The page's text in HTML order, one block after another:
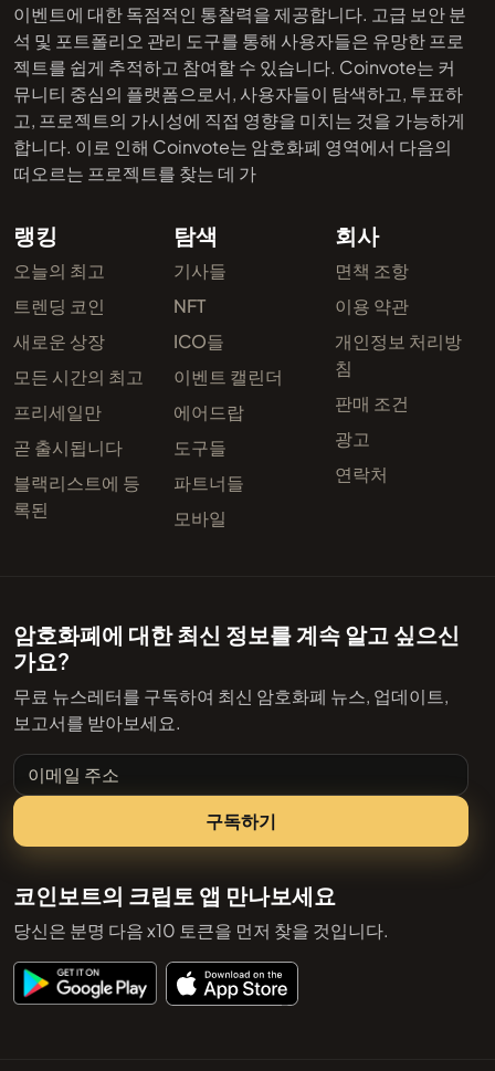
이벤트에 대한 독점적인 통찰력을 제공합니다. 고급 보안 분
석 및 포트폴리오 관리 도구를 통해 사용자들은 유망한 프로
젝트를 쉽게 추적하고 참여할 수 있습니다. Coinvote는 커
뮤니티 중심의 플랫폼으로서, 사용자들이 탐색하고, 투표하
고, 프로젝트의 가시성에 직접 영향을 미치는 것을 가능하게
합니다. 이로 인해 Coinvote는 암호화폐 영역에서 다음의
떠오르는 프로젝트를 찾는 데 가
랭킹
오늘의 최고
트렌딩 코인
새로운 상장
모든 시간의 최고
프리세일만
곧 출시됩니다
블랙리스트에 등
록된
탐색
기사들
NFT
ICO들
이벤트 캘린더
에어드랍
도구들
파트너들
모바일
회사
면책 조항
이용 약관
개인정보 처리방
침
판매 조건
광고
연락처
암호화폐에 대한 최신 정보를 계속 알고 싶으신
가요?
무료 뉴스레터를 구독하여 최신 암호화폐 뉴스, 업데이트,
보고서를 받아보세요.
이메일 주소
구독하기
코인보트의 크립토 앱 만나보세요
당신은 분명 다음 x10 토큰을 먼저 찾을 것입니다.